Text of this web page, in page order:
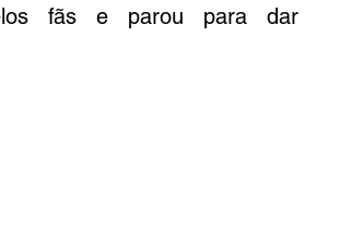
fãs e parou para dar